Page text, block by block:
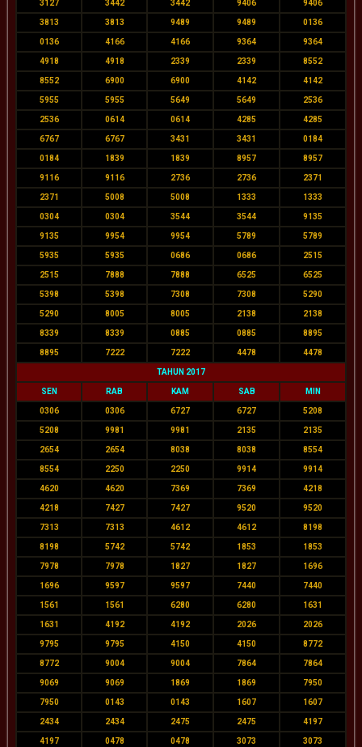
3127 3442 3442 9406 9406
3813 3813 9489 9489 0136
0136 4166 4166 9364 9364
4918 4918 2339 2339 8552
8552 6900 6900 4142 4142
5955 5955 5649 5649 2536
2536 0614 0614 4285 4285
6767 6767 3431 3431 0184
0184 1839 1839 8957 8957
9116 9116 2736 2736 2371
2371 5008 5008 1333 1333
0304 0304 3544 3544 9135
9135 9954 9954 5789 5789
5935 5935 0686 0686 2515
2515 7888 7888 6525 6525
5398 5398 7308 7308 5290
5290 8005 8005 2138 2138
8339 8339 0885 0885 8895
8895 7222 7222 4478 4478
TAHUN 2017
SEN RAB KAM SAB MIN
0306 0306 6727 6727 5208
5208 9981 9981 2135 2135
2654 2654 8038 8038 8554
8554 2250 2250 9914 9914
4620 4620 7369 7369 4218
4218 7427 7427 9520 9520
7313 7313 4612 4612 8198
8198 5742 5742 1853 1853
7978 7978 1827 1827 1696
1696 9597 9597 7440 7440
1561 1561 6280 6280 1631
1631 4192 4192 2026 2026
9795 9795 4150 4150 8772
8772 9004 9004 7864 7864
9069 9069 1869 1869 7950
7950 0143 0143 1607 1607
2434 2434 2475 2475 4197
4197 0478 0478 3073 3073